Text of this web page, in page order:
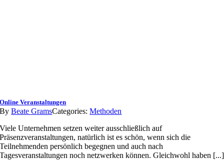
Online Veranstaltungen
ByBeate GramsCategories:Methoden
Viele Unternehmen setzen weiter ausschließlich auf
Präsenzveranstaltungen, natürlich ist es schön, wenn sich die
Teilnehmenden persönlich begegnen und auch nach
Tagesveranstaltungen noch netzwerken können. Gleichwohl haben [...]